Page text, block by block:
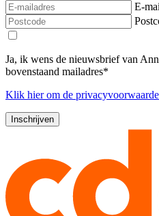
E-
Ja, ik wens de nieuwsbrief van
bovenstaand mailadres*
Klik hierom de